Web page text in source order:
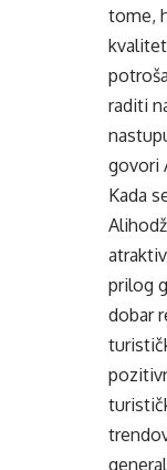
tome,
raditi
govori
Kada
prilog
dobar